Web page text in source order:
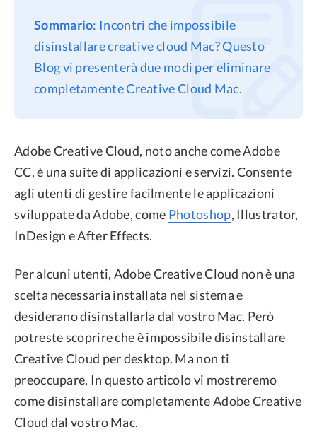
Privacy
Refund Policy
Sommario: Incontri che impossibile
disinstallare creative cloud Mac? Questo
Blog vi presenterà due modi per eliminare
completamente Creative Cloud Mac.
Adobe Creative Cloud, noto anche come Adobe
CC, è una suite di applicazioni e servizi. Consente
agli utenti di gestire facilmente le applicazioni
sviluppate da Adobe, come Photoshop, Illustrator,
InDesign e After Effects.
Per alcuni utenti, Adobe Creative Cloud non è una
scelta necessaria installata nel sistema e
desiderano disinstallarla dal vostro Mac. Però
potreste scoprire che è impossibile disinstallare
Creative Cloud per desktop. Ma non ti
preoccupare, In questo articolo vi mostreremo
come disinstallare completamente Adobe Creative
Cloud dal vostro Mac.